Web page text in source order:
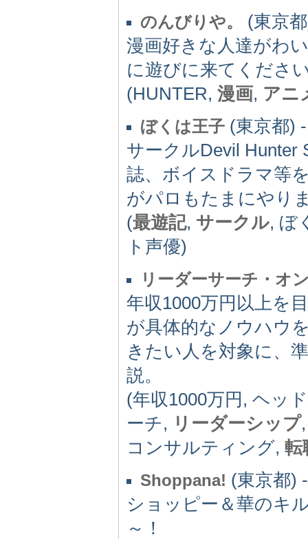
のんびりや。
(東京
漫画好きな人達がわ
に遊びに来てくださ
(HUNTER, 漫画, アニ
ぼくは王子 (東京都) -
サークルDevil Hunter
誌、ボイスドラマ等
がパロもたまにやり
(最遊記, サークル, ぼ
ト声優)
リーダーサーチ・オ
年収1000万円以上を
が具体的なノウハウ
きたい人を対象に、
説。
(年収1000万円, ヘッ
ーチ, リーダーシップ
コンサルティング, 転
Shoppana! (東京都) -
ショッピー＆華のキ
～！